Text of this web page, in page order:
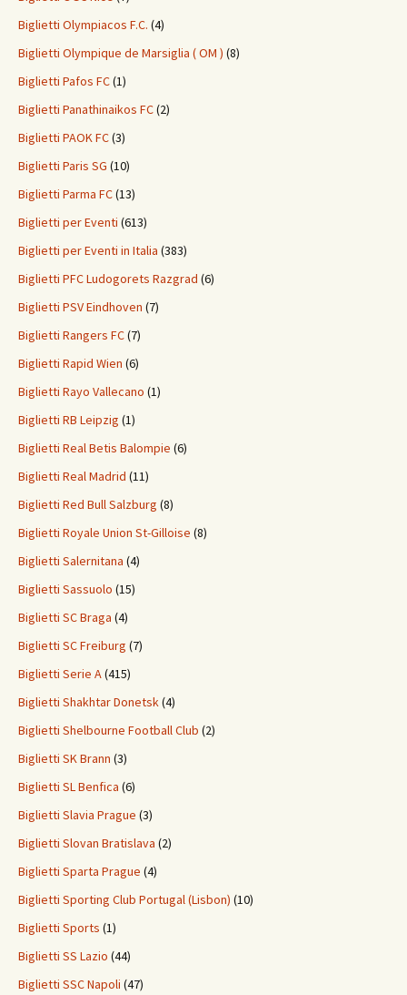
Biglietti Olympiacos F.C. (4)
Biglietti Olympique de Marsiglia ( OM ) (8)
Biglietti Pafos FC(1)
Biglietti Panathinaikos FC(2)
Biglietti PAOK FC(3)
Biglietti Paris SG (10)
Biglietti Parma FC(13)
Biglietti per Eventi (613)
Biglietti per Eventi in Italia (383)
Biglietti PFC Ludogorets Razgrad (6)
Biglietti PSV Eindhoven (7)
Biglietti Rangers FC(7)
Biglietti Rapid Wien (6)
Biglietti Rayo Vallecano (1)
Biglietti RB Leipzig (1)
Biglietti Real Betis Balompie (6)
Biglietti Real Madrid (11)
Biglietti Red Bull Salzburg (8)
Biglietti Royale Union St-Gilloise (8)
Biglietti Salernitana (4)
Biglietti Sassuolo (15)
Biglietti SC Braga (4)
Biglietti SC Freiburg (7)
Biglietti Serie A(415)
Biglietti Shakhtar Donetsk(4)
Biglietti Shelbourne Football Club (2)
Biglietti SK Brann (3)
Biglietti SL Benfica (6)
Biglietti Slavia Prague (3)
Biglietti Slovan Bratislava (2)
Biglietti Sparta Prague (4)
Biglietti Sporting Club Portugal (Lisbon) (10)
Biglietti Sports (1)
Biglietti SS Lazio (44)
Biglietti SSC Napoli (47)